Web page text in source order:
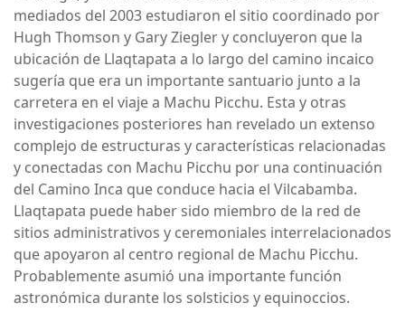
mediados del 2003 estudiaron el sitio coordinado por
Hugh Thomson y Gary Ziegler y concluyeron que la
ubicación de Llaqtapata a lo largo del camino incaico
sugería que era un importante santuario junto a la
carretera en el viaje a Machu Picchu. Esta y otras
investigaciones posteriores han revelado un extenso
complejo de estructuras y características relacionadas
y conectadas con Machu Picchu por una continuación
del Camino Inca que conduce hacia el Vilcabamba.
Llaqtapata puede haber sido miembro de la red de
sitios administrativos y ceremoniales interrelacionados
que apoyaron al centro regional de Machu Picchu.
Probablemente asumió una importante función
astronómica durante los solsticios y equinoccios.